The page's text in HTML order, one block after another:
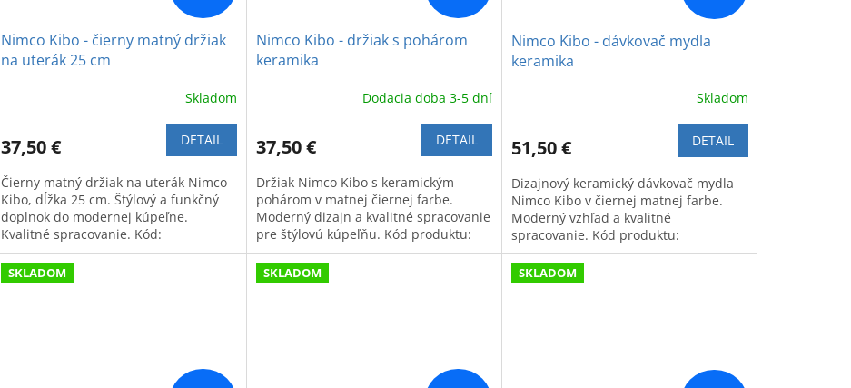
Nimco Kibo - čierny matný držiak
na uterák 25 cm
Skladom
37,50 € DETAIL
Čierny matný držiak na uterák Nimco
Kibo, dĺžka 25 cm. Štýlový a funkčný
doplnok do modernej kúpeľne.
Kvalitné spracovanie. Kód:
KI14060G90.
Nimco Kibo - držiak s pohárom
keramika
Dodacia doba 3-5 dní
37,50 € DETAIL
Držiak Nimco Kibo s keramickým
pohárom v matnej čiernej farbe.
Moderný dizajn a kvalitné spracovanie
pre štýlovú kúpeľňu. Kód produktu:
KI14058K90.
Nimco Kibo - dávkovač mydla
keramika
Skladom
51,50 € DETAIL
Dizajnový keramický dávkovač mydla
Nimco Kibo v čiernej matnej farbe.
Moderný vzhľad a kvalitné
spracovanie. Kód produktu:
KI14031KT90.
SKLADOM SKLADOM SKLADOM